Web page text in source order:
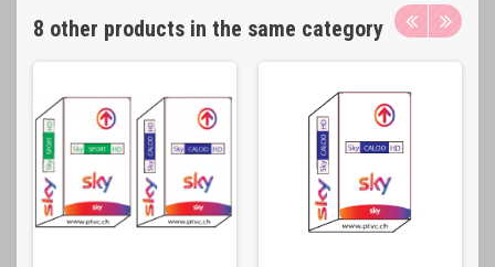
8 other products in the same category